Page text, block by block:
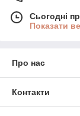
Сьогодні
Показати
Про нас
Контакти